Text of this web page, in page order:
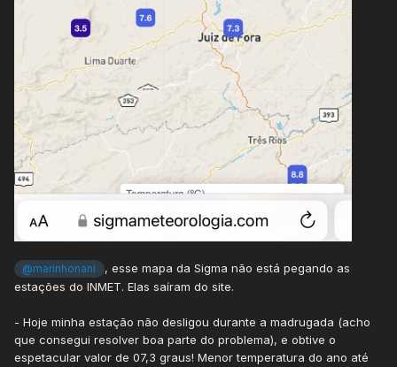
@marinhonani
, esse mapa da Sigma não está pegando as
estações do INMET. Elas saíram do site.
- Hoje minha estação não desligou durante a madrugada (acho
que consegui resolver boa parte do problema), e obtive o
espetacular valor de 07,3 graus! Menor temperatura do ano até